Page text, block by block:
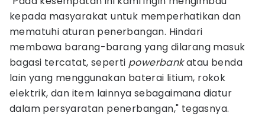
kepada masyarakat untuk memperhatikan dan
mematuhi aturan penerbangan. Hindari
membawa barang-barang yang dilarang masuk
bagasi tercatat, seperti powerbankatau benda
lain yang menggunakan baterai litium, rokok
elektrik, dan item lainnya sebagaimana diatur
dalam persyaratan penerbangan," tegasnya.